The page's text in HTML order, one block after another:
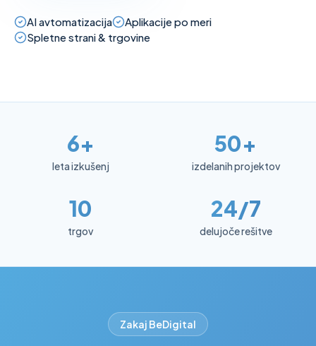
AI avtomatizacija
Aplikacije po meri
Spletne strani & trgovine
6+
leta izkušenj
50+
izdelanih projektov
10
trgov
24/7
delujoče rešitve
Zakaj BeDigital